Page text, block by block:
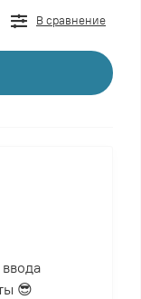
В сравнение
😎